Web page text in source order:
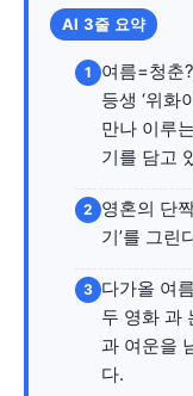
AI 3줄 요약
1
여름=청춘
등생 ‘위화
만나 이루
기를 담고
2 영혼의 단
기’를 그린
3 다가올 여
두 영화 과
과 여운을
다.